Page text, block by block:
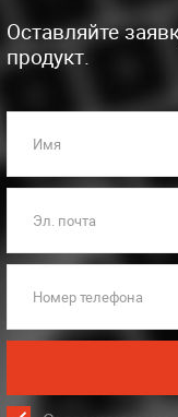
Оставляйте
продукт.
Имя
Эл. почта
Номер телефона